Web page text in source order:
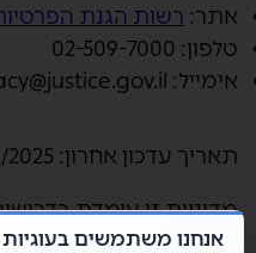
אתר: רשות הגנת
טלפון:
אימייל:
תאריך עדכון אחרון:
הפרטיות הישראלי
אנחנו משתמשים בעוגיות